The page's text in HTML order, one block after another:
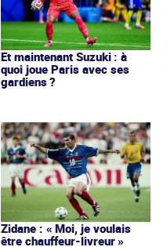
Et maintenant Suzuki : à
quoi joue Paris avec ses
gardiens ?
Zidane : « Moi, je voulais
être chauffeur-livreur »